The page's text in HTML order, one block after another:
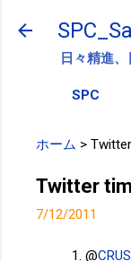
スキッ
日々精進
SPC
ホーム >
Twitter
7/12/2011
@